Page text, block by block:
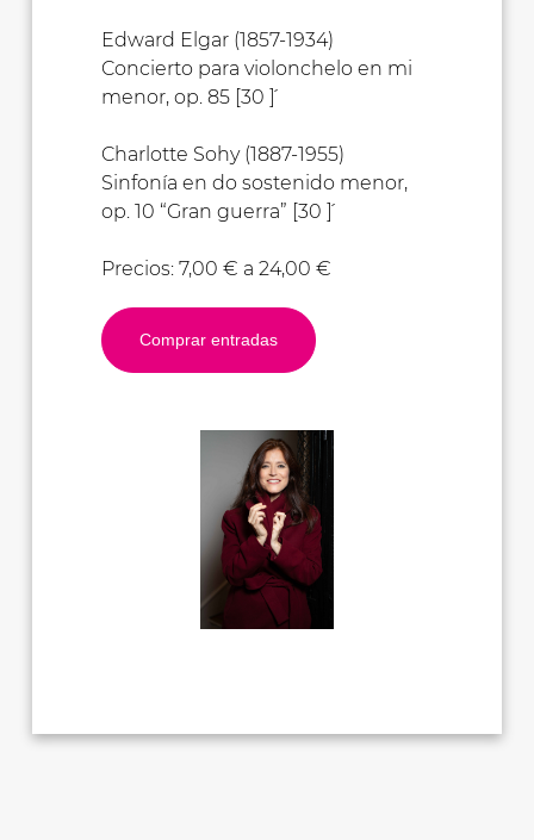
Edward Elgar (1857-1934)
Concierto para violonchelo en mi
menor, op. 85 [30 ´]
Charlotte Sohy (1887-1955)
Sinfonía en do sostenido menor,
op. 10 “Gran guerra” [30 ´]
Precios: 7,00 € a 24,00 €
Comprar entradas